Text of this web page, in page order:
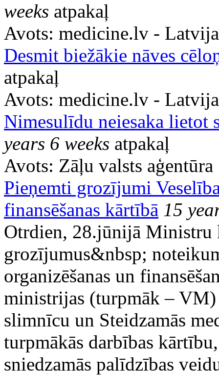
weeks atpakaļ
Avots: medicine.lv -
Desmit biežākie nāves
atpakaļ
Avots: medicine.lv -
Nimesulīdu neiesaka lietot
years 6 weeks atpakaļ
Avots: Zāļu valsts aģentūra
Pieņemti grozījumi
finansēšanas kārtībā 15
Otrdien, 28.jūnijā Ministru
grozījumus&nbsp;
organizēšanas un
ministrijas (turpmāk –
slimnīcu un Steidzamās
turpmākās darbības
sniedzamās palīdzības